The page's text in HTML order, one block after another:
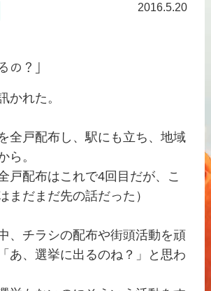
2016.5.20
の？」
かれた。
全戸配布し、駅にも立ち、地域
ら。
戸配布はこれで4回目だが、こ
まだまだ先の話だった）
、チラシの配布や街頭活動を頑
あ、選挙に出るのね？」と思わ